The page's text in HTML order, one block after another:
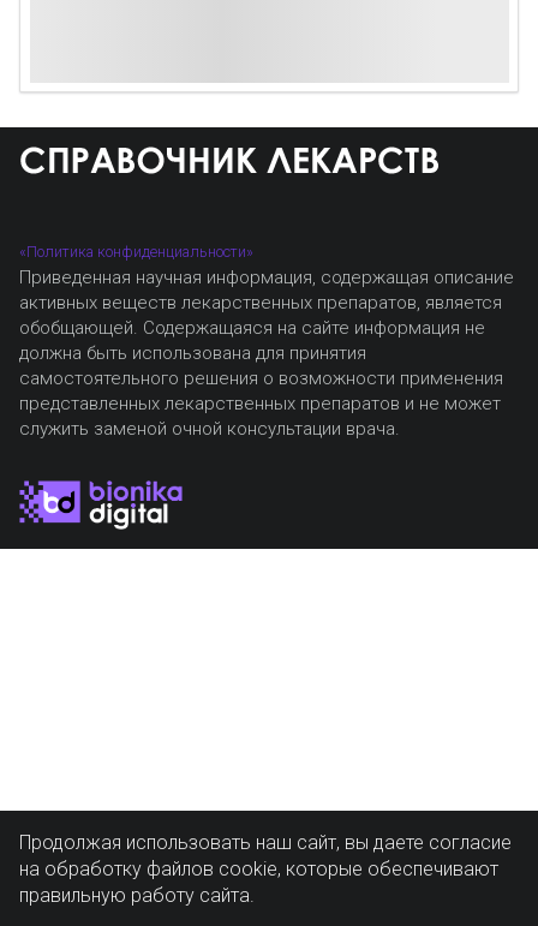
«Политика конфиденциальности»
Приведенная научная информация, содержащая описание
активных веществ лекарственных препаратов, является
обобщающей. Содержащаяся на сайте информация не
должна быть использована для принятия
самостоятельного решения о возможности применения
представленных лекарственных препаратов и не может
служить заменой очной консультации врача.
Продолжая использовать наш сайт, вы даете согласие
на обработку файлов cookie, которые обеспечивают
правильную работу сайта.